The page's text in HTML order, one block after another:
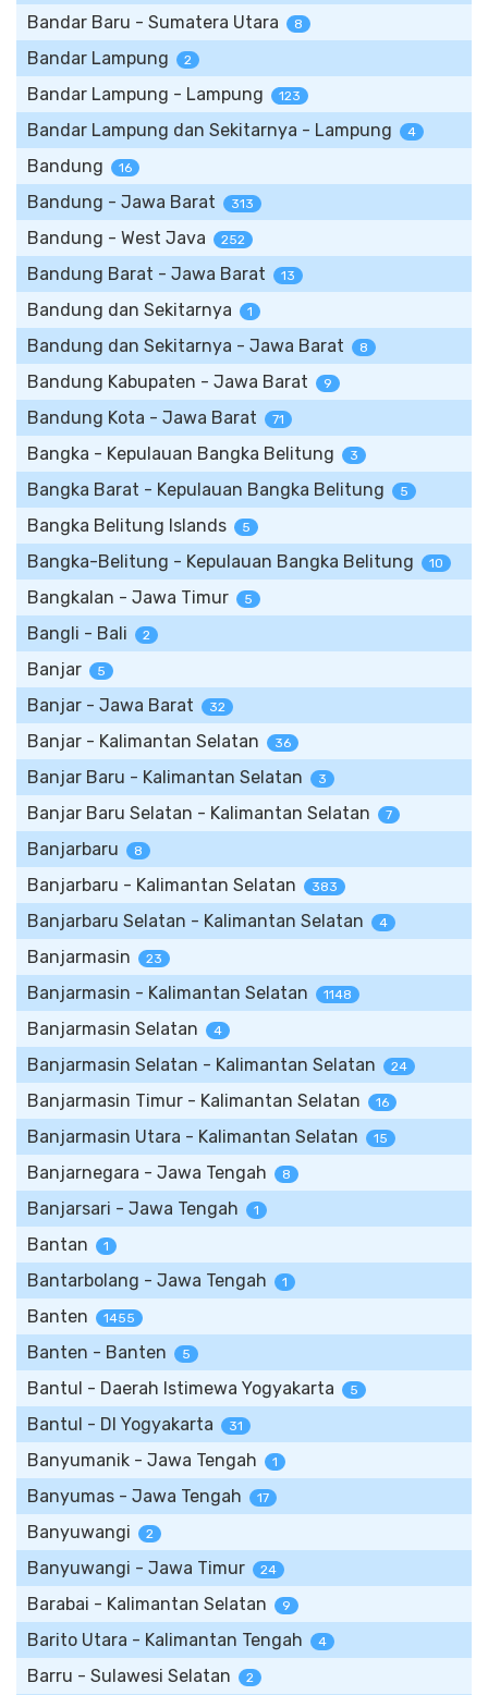
Bandar Baru - Sumatera Utara 8
Bandar Lampung 2
Bandar Lampung - Lampung 123
Bandar Lampung dan Sekitarnya - Lampung 4
Bandung 16
Bandung - Jawa Barat 313
Bandung - West Java 252
Bandung Barat - Jawa Barat 13
Bandung dan Sekitarnya 1
Bandung dan Sekitarnya - Jawa Barat 8
Bandung Kabupaten - Jawa Barat 9
Bandung Kota - Jawa Barat 71
Bangka - Kepulauan Bangka Belitung 3
Bangka Barat - Kepulauan Bangka Belitung 5
Bangka Belitung Islands 5
Bangka-Belitung - Kepulauan Bangka Belitung 10
Bangkalan - Jawa Timur 5
Bangli - Bali 2
Banjar 5
Banjar - Jawa Barat 32
Banjar - Kalimantan Selatan 36
Banjar Baru - Kalimantan Selatan 3
Banjar Baru Selatan - Kalimantan Selatan 7
Banjarbaru 8
Banjarbaru - Kalimantan Selatan 383
Banjarbaru Selatan - Kalimantan Selatan 4
Banjarmasin 23
Banjarmasin - Kalimantan Selatan 1148
Banjarmasin Selatan 4
Banjarmasin Selatan - Kalimantan Selatan 24
Banjarmasin Timur - Kalimantan Selatan 16
Banjarmasin Utara - Kalimantan Selatan 15
Banjarnegara - Jawa Tengah 8
Banjarsari - Jawa Tengah 1
Bantan 1
Bantarbolang - Jawa Tengah 1
Banten 1455
Banten - Banten 5
Bantul - Daerah Istimewa Yogyakarta 5
Bantul - DI Yogyakarta 31
Banyumanik - Jawa Tengah 1
Banyumas - Jawa Tengah 17
Banyuwangi 2
Banyuwangi - Jawa Timur 24
Barabai - Kalimantan Selatan 9
Barito Utara - Kalimantan Tengah 4
Barru - Sulawesi Selatan 2